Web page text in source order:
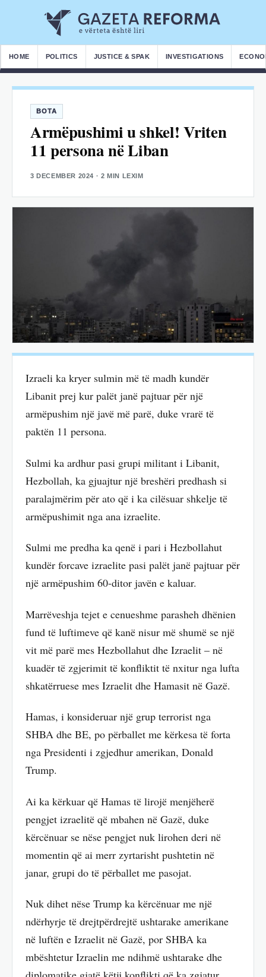
HOME POLITICS JUSTICE & SPAK INVESTIGATIONS
BOTA
Armëpushimi u shkel! Vriten
11 persona në Liban
3 DECEMBER 2024 · 2 MIN LEXIM
Izraeli ka kryer sulmin më të madh kundër
Libanit prej kur palët janë pajtuar për një
armëpushim një javë më parë, duke vrarë të
paktën 11 persona.
Sulmi ka ardhur pasi grupi militant i Libanit,
Hezbollah, ka gjuajtur një breshëri predhash si
paralajmërim për ato që i ka cilësuar shkelje të
armëpushimit nga ana izraelite.
Sulmi me predha ka qenë i pari i Hezbollahut
kundër forcave izraelite pasi palët janë pajtuar për
një armëpushim 60-ditor javën e kaluar.
Marrëveshja tejet e cenueshme parasheh dhënien
fund të luftimeve që kanë nisur më shumë se një
vit më parë mes Hezbollahut dhe Izraelit – në
kuadër të zgjerimit të konfliktit të nxitur nga lufta
shkatërruese mes Izraelit dhe Hamasit në Gazë.
Hamas, i konsideruar një grup terrorist nga
SHBA dhe BE, po përballet me kërkesa të forta
nga Presidenti i zgjedhur amerikan, Donald
Trump.
Ai ka kërkuar që Hamas të lirojë menjëherë
pengjet izraelitë që mbahen në Gazë, duke
kërcënuar se nëse pengjet nuk lirohen deri në
momentin që ai merr zyrtarisht pushtetin në
janar, grupi do të përballet me pasojat.
Nuk dihet nëse Trump ka kërcënuar me një
ndërhyrje të drejtpërdrejtë ushtarake amerikane
në luftën e Izraelit në Gazë, por SHBA ka
mbështetur Izraelin me ndihmë ushtarake dhe